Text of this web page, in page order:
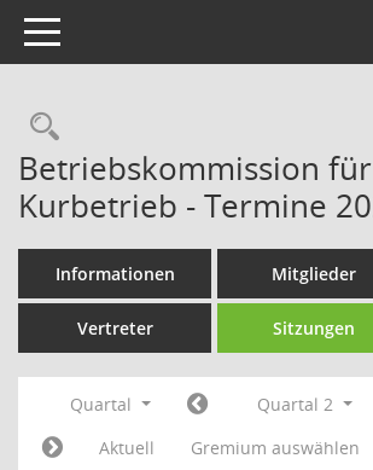
Toggle navigation
Rechercheauswahl
Betriebskommission
Kurbetrieb - Termine
Informationen Mitglieder
Vertreter Sitzungen
Quartal Quartal 2
Aktuell
Gremium auswählen